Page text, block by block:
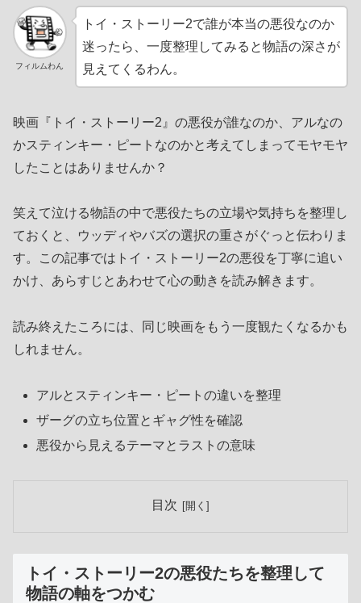
フィルムわん
トイ・ストーリー2で誰が本当の悪役なのか
迷ったら、一度整理してみると物語の深さが
見えてくるわん。
映画『トイ・ストーリー2』の悪役が誰なのか、アルなの
かスティンキー・ピートなのかと考えてしまってモヤモヤ
したことはありませんか？
笑えて泣ける物語の中で悪役たちの立場や気持ちを整理し
ておくと、ウッディやバズの選択の重さがぐっと伝わりま
す。この記事ではトイ・ストーリー2の悪役を丁寧に追い
かけ、あらすじとあわせて心の動きを読み解きます。
読み終えたころには、同じ映画をもう一度観たくなるかも
しれません。
アルとスティンキー・ピートの違いを整理
ザーグの立ち位置とギャグ性を確認
悪役から見えるテーマとラストの意味
目次
トイ・ストーリー2の悪役たちを整理して
物語の軸をつかむ